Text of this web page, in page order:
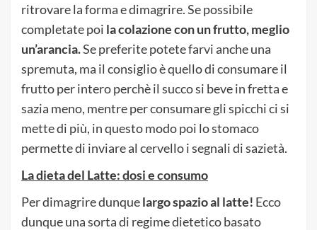
ritrovare la forma e dimagrire. Se possibile
completate poi la colazione con un frutto, meglio
un’arancia.Se preferite potete farvi anche una
spremuta, ma il consiglio è quello di consumare il
frutto per intero perchè il succo si beve in fretta e
sazia meno, mentre per consumare gli spicchi ci si
mette di più, in questo modo poi lo stomaco
permette di inviare al cervello i segnali di sazietà.
La dieta del Latte: dosi e consumo
Per dimagrire dunquelargo spazio al latte! Ecco
dunque una sorta di regime dietetico basato